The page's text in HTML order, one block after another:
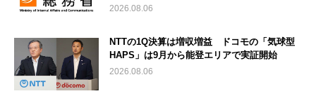
2026.08.06
NTTの1Q決算は増収増益 ドコモの「気球型
HAPS」は9月から能登エリアで実証開始
2026.08.06